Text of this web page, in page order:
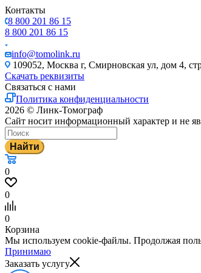
Контакты
8 800 201 86 15
8 800 201 86 15
info@tomolink.ru
109052, Москва г, Смирновская ул, дом 4,
Скачать реквизиты
Связаться с нами
Политика конфиденциальности
2026 © Линк-Томограф
Сайт носит информационный характер и не
Найти
0
0
0
Корзина
Мы используем cookie-файлы. Продолжая
Принимаю
Заказать услугу